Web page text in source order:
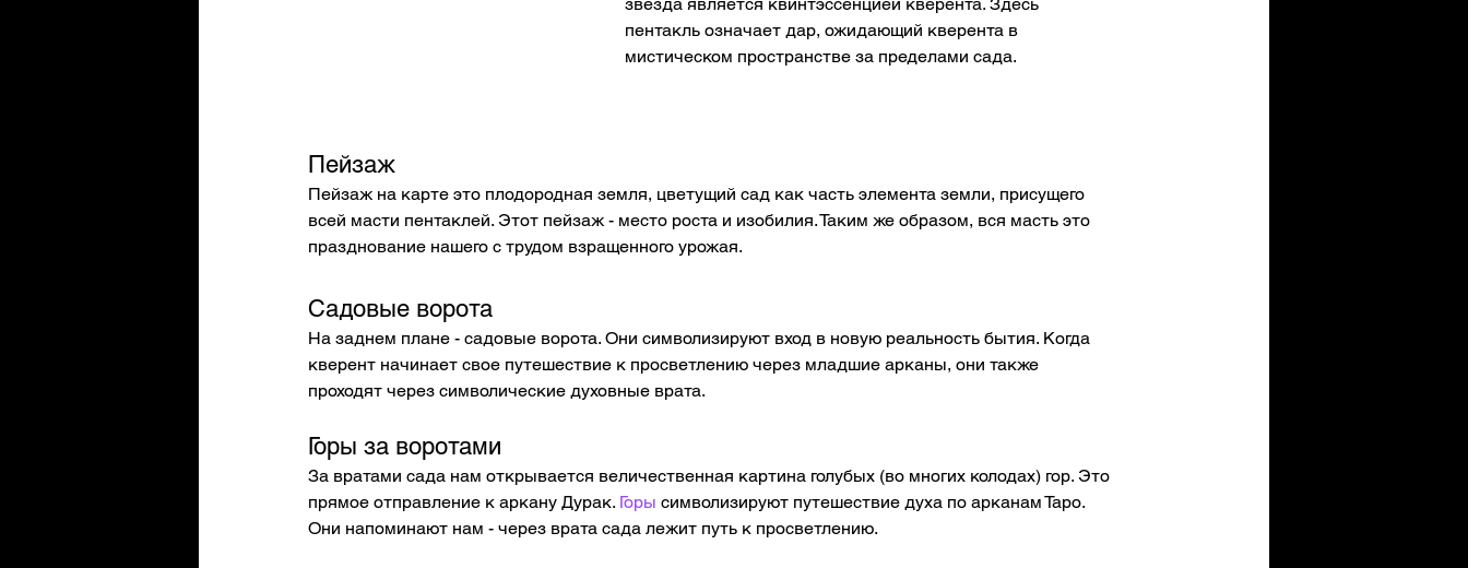
пентакль означает дар, ожидающий кверента в
мистическом пространстве за пределами сада.
Пейзаж
Пейзаж на карте это плодородная земля, цветущий сад как часть элемента земли, присущего
всей масти пентаклей. Этот пейзаж - место роста и изобилия. Таким же образом, вся масть это
празднование нашего с трудом взращенного урожая.
Садовые ворота
На заднем плане - садовые ворота. Они символизируют вход в новую реальность бытия. Когда
кверент начинает свое путешествие к просветлению через младшие арканы, они также
проходят через символические духовные врата.
Горы за воротами
За вратами сада нам открывается величественная картина голубых (во многих колодах) гор. Это
прямое отправление к аркану Дурак. Горы символизируют путешествие духа по арканам Таро.
Они напоминают нам - через врата сада лежит путь к просветлению.